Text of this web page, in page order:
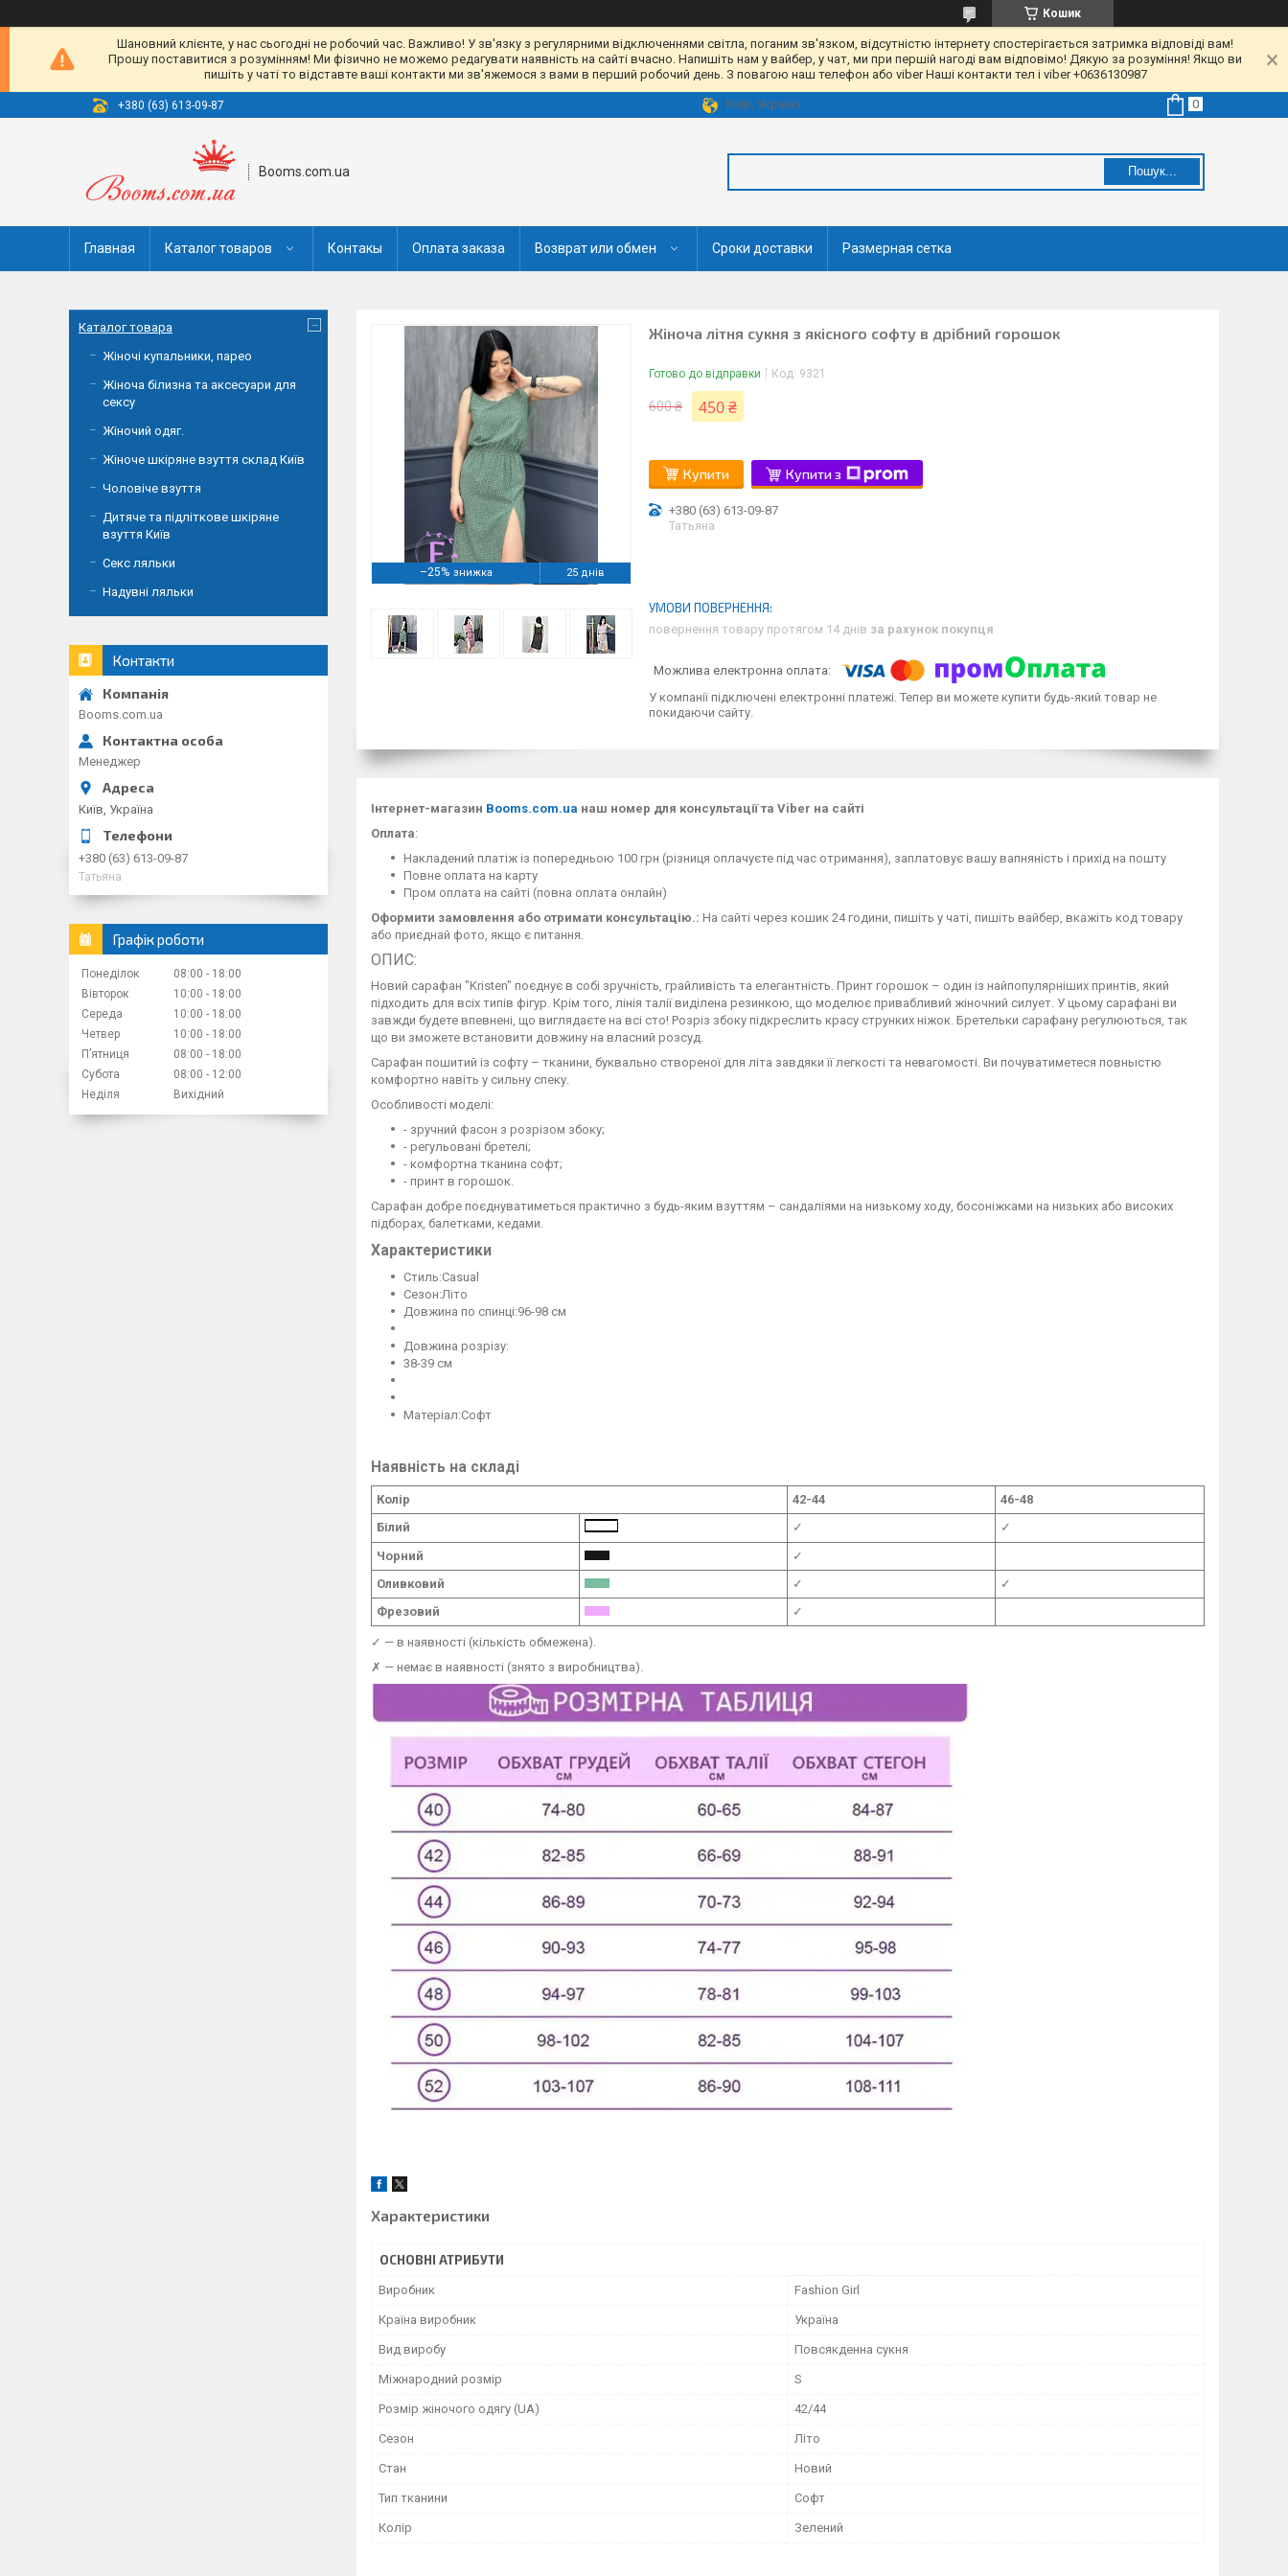
Кошик
Шановний клієнте, у нас сьогодні не робочий час. Важливо! У зв'язку з регулярними відключеннями світла, поганим зв'язком, відсутністю інтернету спостерігається затримка відповіді вам!
Прошу поставитися з розумінням! Ми фізично не можемо редагувати наявність на сайті вчасно. Напишіть нам у вайбер, у чат, ми при першій нагоді вам відповімо! Дякую за розуміння! Якщо ви
пишіть у чаті то відставте ваші контакти ми зв'яжемося з вами в перший робочий день. З повагою наш телефон або viber Наші контакти тел і viber +0636130987
+380 (63) 613-09-87 Київ, Україна
Booms.com.ua Пошук...
Главная Каталог товаров Контакы Оплата заказа Возврат или обмен Сроки доставки Размерная сетка
–25% 25 днів
Жіноча літня сукня з якісного софту в дрібний горошок
Готово до відправки Код: 9321
600 ₴ 450 ₴
Купити Купити з
+380 (63) 613-09-87
Татьяна
повернення товару протягом 14 днів за рахунок покупця
У компанії підключені електронні платежі. Тепер ви можете купити будь-який товар не
покидаючи сайту.
Інтернет-магазин Booms.com.ua наш номер для консультації та Viber на сайті
Оплата:
Накладений платіж із попередньою 100 грн (різниця оплачуєте під час отримання), заплатовує вашу вапняність і прихід на пошту
Повне оплата на карту
Пром оплата на сайті (повна оплата онлайн)
Оформити замовлення або отримати консультацію.: На сайті через кошик 24 години, пишіть у чаті, пишіть вайбер, вкажіть код товару
або приєднай фото, якщо є питання.
ОПИС:
Новий сарафан "Kristen" поєднує в собі зручність, грайливість та елегантність. Принт горошок – один із найпопулярніших принтів, який
підходить для всіх типів фігур. Крім того, лінія талії виділена резинкою, що моделює привабливий жіночний силует. У цьому сарафані ви
завжди будете впевнені, що виглядаєте на всі сто! Розріз збоку підкреслить красу струнких ніжок. Бретельки сарафану регулюються, так
що ви зможете встановити довжину на власний розсуд.
Сарафан пошитий із софту – тканини, буквально створеної для літа завдяки її легкості та невагомості. Ви почуватиметеся повныстю
комфортно навіть у сильну спеку.
Особливості моделі:
- зручний фасон з розрізом збоку;
- регульовані бретелі;
- комфортна тканина софт;
- принт в горошок.
Сарафан добре поєднуватиметься практично з будь-яким взуттям – сандаліями на низькому ходу, босоніжками на низьких або високих
підборах, балетками, кедами.
Характеристики
Стиль:Сasual
Сезон:Літо
Довжина по спинці:96-98 см
Довжина розрізу:
38-39 см
Матеріал:Софт
Наявність на складі
Колір 42-44
46-48
Білий
✓
✓
Чорний
✓
Оливковий
✓
✓
Фрезовий
✓
✓ — в наявності (кількість обмежена).
✗ — немає в наявності (знято з виробництва).
Характеристики
ОСНОВНІ АТРИБУТИ
Виробник Fashion Girl
Країна виробник Україна
Вид виробу Повсякденна сукня
Міжнародний розмір S
Розмір жіночого одягу (UA) 42/44
Сезон Літо
Стан Новий
Тип тканини Софт
Колір Зелений
Каталог товара
Жіночі купальники, парео
Жіноча білизна та аксесуари для
сексу
Жіночий одяг.
Жіноче шкіряне взуття склад Київ
Чоловіче взуття
Дитяче та підліткове шкіряне
взуття Київ
Секс ляльки
Надувні ляльки
Контакти
Booms.com.ua
Менеджер
Київ, Україна
+380 (63) 613-09-87
Татьяна
Графік роботи
Понеділок 08:00
18:00
Вівторок
10:00
18:00
Середа
10:00
18:00
Четвер
10:00
18:00
Пʼятниця
08:00
18:00
Субота
08:00
12:00
Неділя
Вихідний